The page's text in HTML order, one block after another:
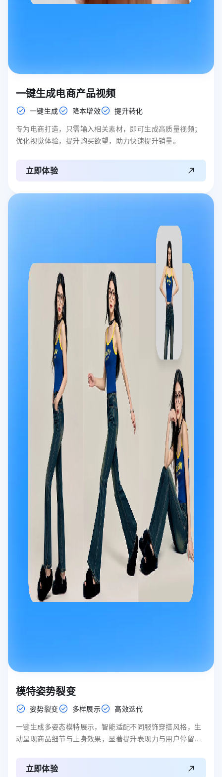
一键生成电商产品视频
一键生成 降本增效
提升转化
专为电商打造，只需输入相关素材，即可生成高质量视频；
优化视觉体验，提升购买欲望，助力快速提升销量。
立即体验
模特姿势裂变
姿势裂变 多样展示
高效迭代
一键生成多姿态模特展示，智能适配不同服饰穿搭风格，生
动呈现商品细节与上身效果，显著提升表现力与用户停留时
立即体验